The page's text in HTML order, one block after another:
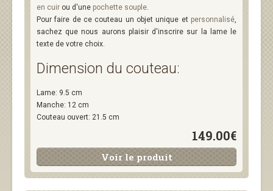
en cuir ou d'une pochette souple.
Pour faire de ce couteau un objet unique et personnalisé,
sachez que nous aurons plaisir d'inscrire sur la lame le
texte de votre choix.
Dimension du couteau:
Lame: 9.5 cm
Manche: 12 cm
Couteau ouvert: 21.5 cm
149.00€
Voir le produit